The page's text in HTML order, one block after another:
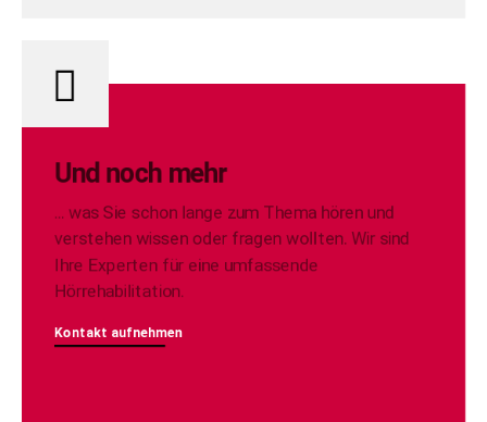
Und noch mehr
... was Sie schon lange zum Thema hören und
verstehen wissen oder fragen wollten. Wir sind
Ihre Experten für eine umfassende
Hörrehabilitation.
Kontakt aufnehmen